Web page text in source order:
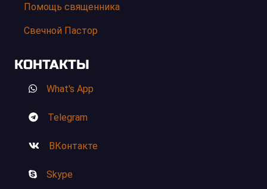
Помощь священника
Свечной Пастор
КОНТАКТЫ
What's App
Telegram
ВКонтакте
Skype